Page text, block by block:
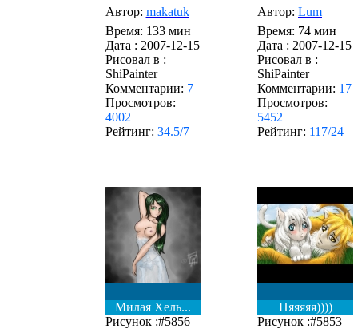
Автор: makatuk
Время: 133 мин
Дата : 2007-12-15
Рисовал в :
ShiPainter
Комментарии: 7
Просмотров:
4002
Рейтинг: 34.5/7
Автор: Lum
Время: 74 мин
Дата : 2007-12-15
Рисовал в :
ShiPainter
Комментарии: 17
Просмотров:
5452
Рейтинг: 117/24
Милая Хель...
Рисунок :#5856
Няяяяя))))
Рисунок :#5853